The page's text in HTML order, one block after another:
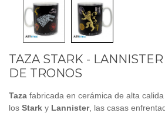
TAZA STARK -
DE TRONOS
Taza fabricada en cerámica de alta
los Stark y Lannister, las casas